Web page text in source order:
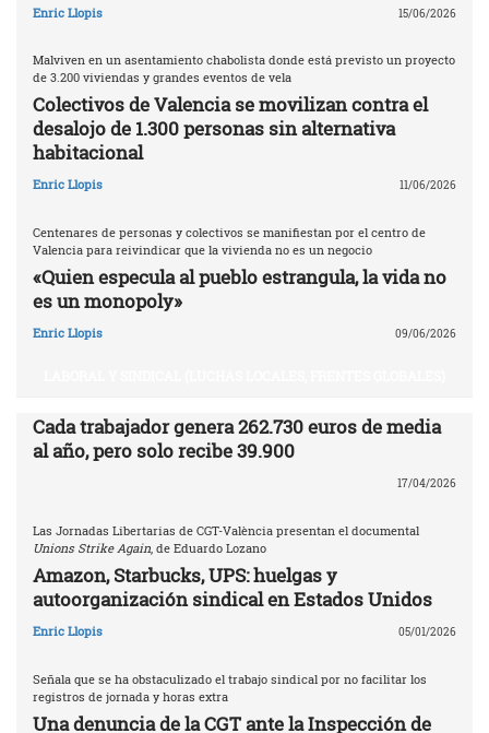
Enric Llopis 15/06/2026
Malviven en un asentamiento chabolista donde está previsto un proyecto
de 3.200 viviendas y grandes eventos de vela
Colectivos de Valencia se movilizan contra el
desalojo de 1.300 personas sin alternativa
habitacional
Enric Llopis 11/06/2026
Centenares de personas y colectivos se manifiestan por el centro de
Valencia para reivindicar que la vivienda no es un negocio
«Quien especula al pueblo estrangula, la vida no
es un monopoly»
Enric Llopis 09/06/2026
Cada trabajador genera 262.730 euros de media
al año, pero solo recibe 39.900
17/04/2026
Las Jornadas Libertarias de CGT-València presentan el documental
Unions Strike Again , de Eduardo Lozano
Amazon, Starbucks, UPS: huelgas y
autoorganización sindical en Estados Unidos
Enric Llopis 05/01/2026
Señala que se ha obstaculizado el trabajo sindical por no facilitar los
registros de jornada y horas extra
Una denuncia de la CGT ante la Inspección de